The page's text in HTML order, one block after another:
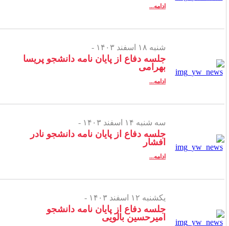
ادامه...
شنبه ۱۸ اسفند ۱۴۰۳ -
جلسه دفاع از پایان نامه دانشجو پریسا
بهرامی
ادامه...
سه شنبه ۱۴ اسفند ۱۴۰۳ -
جلسه دفاع از پایان نامه دانشجو نادر
افشار
ادامه...
یکشنبه ۱۲ اسفند ۱۴۰۳ -
جلسه دفاع از پایان نامه دانشجو
امیرحسین بالویی